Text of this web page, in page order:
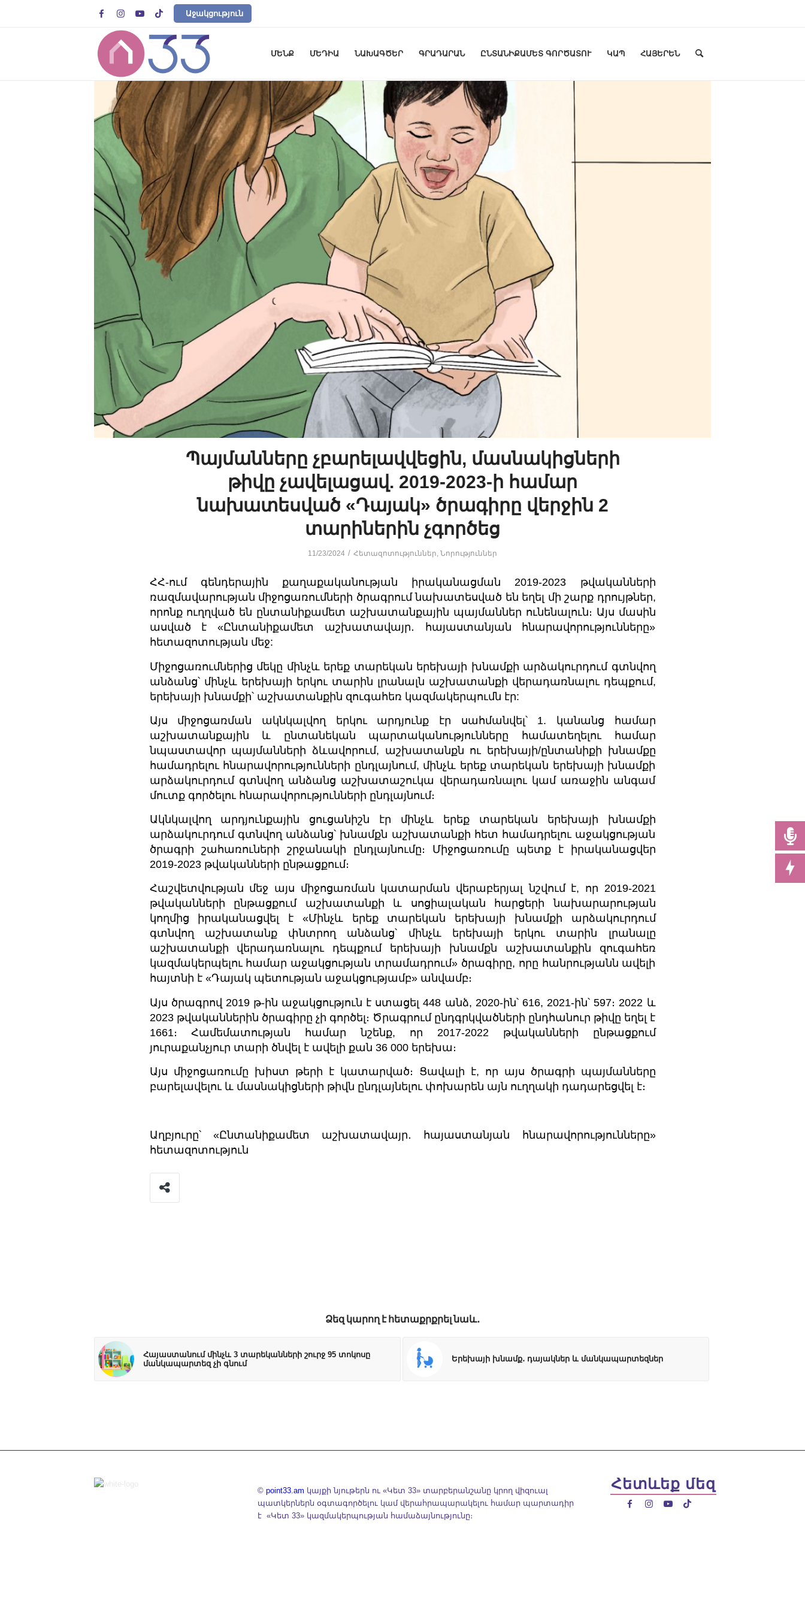
    Աջակցություն
ՄԵՆՔ ՄԵԴԻԱ ՆԱԽԱԳԾԵՐ ԳՐԱԴԱՐԱՆ ԸՆՏԱՆԻՔԱՄԵՏ ԳՈՐԾԱՏՈՒ ԿԱՊ ՀԱՅԵՐԵՆ
Պայմանները չբարելավվեցին, մասնակիցների
թիվը չավելացավ. 2019-2023-ի համար
նախատեսված «Դայակ» ծրագիրը վերջին 2
տարիներին չգործեց
11/23/2024 / Հետազոտություններ, Նորություններ
ՀՀ-ում գենդերային քաղաքականության իրականացման 2019-2023 թվականների
ռազմավարության միջոցառումների ծրագրում նախատեսված են եղել մի շարք դրույթներ,
որոնք ուղղված են ընտանիքամետ աշխատանքային պայմաններ ունենալուն։ Այս մասին
ասված է «Ընտանիքամետ աշխատավայր․ հայաստանյան հնարավորությունները»
հետազոտության մեջ:
Միջոցառումներից մեկը մինչև երեք տարեկան երեխայի խնամքի արձակուրդում գտնվող
անձանց՝ մինչև երեխայի երկու տարին լրանալն աշխատանքի վերադառնալու դեպքում,
երեխայի խնամքի՝ աշխատանքին զուգահեռ կազմակերպումն էր:
Այս միջոցառման ակնկալվող երկու արդյունք էր սահմանվել՝ 1. կանանց համար
աշխատանքային և ընտանեկան պարտականությունները համատեղելու համար
նպաստավոր պայմանների ձևավորում, աշխատանքն ու երեխայի/ընտանիքի խնամքը
համադրելու հնարավորությունների ընդլայնում, մինչև երեք տարեկան երեխայի խնամքի
արձակուրդում գտնվող անձանց աշխատաշուկա վերադառնալու կամ առաջին անգամ
մուտք գործելու հնարավորությունների ընդլայնում։
Ակնկալվող արդյունքային ցուցանիշն էր մինչև երեք տարեկան երեխայի խնամքի
արձակուրդում գտնվող անձանց՝ խնամքն աշխատանքի հետ համադրելու աջակցության
ծրագրի շահառուների շրջանակի ընդլայնումը։ Միջոցառումը պետք է իրականացվեր
2019-2023 թվականների ընթացքում։
Հաշվետվության մեջ այս միջոցառման կատարման վերաբերյալ նշվում է, որ 2019-2021
թվականների ընթացքում աշխատանքի և սոցիալական հարցերի նախարարության
կողմից իրականացվել է «Մինչև երեք տարեկան երեխայի խնամքի արձակուրդում
գտնվող աշխատանք փնտրող անձանց՝ մինչև երեխայի երկու տարին լրանալը
աշխատանքի վերադառնալու դեպքում երեխայի խնամքն աշխատանքին զուգահեռ
կազմակերպելու համար աջակցության տրամադրում» ծրագիրը, որը հանրությանն ավելի
հայտնի է «Դայակ պետության աջակցությամբ» անվամբ։
Այս ծրագրով 2019 թ-ին աջակցություն է ստացել 448 անձ, 2020-ին՝ 616, 2021-ին՝ 597։ 2022 և
2023 թվականներին ծրագիրը չի գործել։ Ծրագրում ընդգրկվածների ընդհանուր թիվը եղել է
1661։ Համեմատության համար նշենք, որ 2017-2022 թվականների ընթացքում
յուրաքանչյուր տարի ծնվել է ավելի քան 36 000 երեխա։
Այս միջոցառումը խիստ թերի է կատարված։ Ցավալի է, որ այս ծրագրի պայմանները
բարելավելու և մասնակիցների թիվն ընդլայնելու փոխարեն այն ուղղակի դադարեցվել է։
Աղբյուրը՝ «Ընտանիքամետ աշխատավայր․ հայաստանյան հնարավորությունները»
հետազոտություն
Ձեզ կարող է հետաքրքրել նաև․
Հայաստանում մինչև 3 տարեկանների շուրջ 95 տոկոսը
մանկապարտեզ չի գնում
Երեխայի խնամք․ դայակներ և մանկապարտեզներ
© point33.am կայքի նյութերն ու «Կետ 33» տարբերանշանը կրող վիզուալ
պատկերներն օգտագործելու կամ վերահրապարակելու համար պարտադիր
է «Կետ 33» կազմակերպության համաձայնությունը։
Հետևեք մեզ
   